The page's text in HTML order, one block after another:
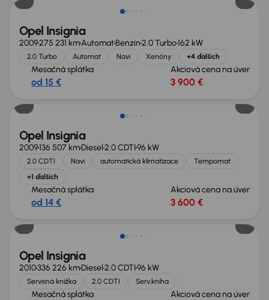
Opel Insignia
2009275 231 kmAutomatBenzín2.0 Turbo162 kW
2.0 Turbo Automat Navi Xenóny +4 ďalších
Mesačná splátka
od 15 €
Akciová cena na úver
3 900 €
Opel Insignia
2009136 507 kmDiesel2.0 CDTI96 kW
2.0 CDTI Navi automatická klimatizace
Tempomat
+1 ďalších
Mesačná splátka
od 14 €
Akciová cena na úver
3 600 €
Opel Insignia
2010336 226 kmDiesel2.0 CDTI96 kW
Servisná knižka 2.0 CDTI Serv.kniha
Mesačná splátka Akciová cena na úver